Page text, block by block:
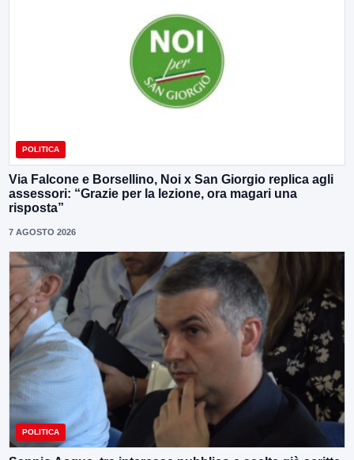
POLITICA
Via Falcone e Borsellino, Noi x San Giorgio replica agli
assessori: “Grazie per la lezione, ora magari una
risposta”
7 AGOSTO 2026
POLITICA